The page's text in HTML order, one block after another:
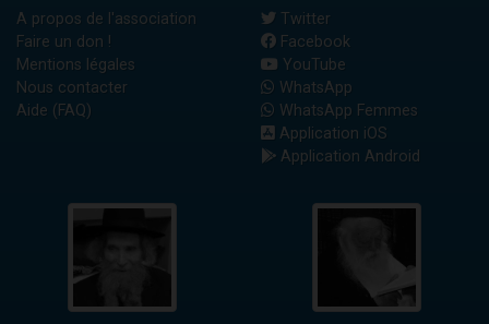
A propos de l'association
Faire un don !
Mentions légales
Nous contacter
Aide (FAQ)
Twitter
Facebook
YouTube
WhatsApp
WhatsApp Femmes
Application iOS
Application Android